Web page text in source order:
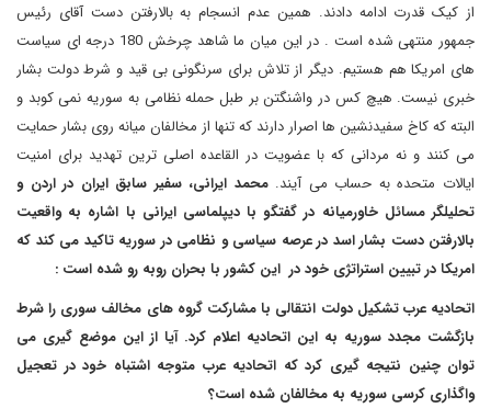
از کیک قدرت ادامه دادند. همین عدم انسجام به بالارفتن دست آقای رئیس
جمهور منتهی شده است . در این میان ما شاهد چرخش 180 درجه ای سیاست
های امریکا هم هستیم. دیگر از تلاش برای سرنگونی بی قید و شرط دولت بشار
خبری نیست. هیچ کس در واشنگتن بر طبل حمله نظامی به سوریه نمی کوبد و
البته که کاخ سفیدنشین ها اصرار دارند که تنها از مخالفان میانه روی بشار حمایت
می کنند و نه مردانی که با عضویت در القاعده اصلی ترین تهدید برای امنیت
ایالات متحده به حساب می آیند.محمد ایرانی، سفیر سابق ایران در اردن و
تحلیلگر مسائل خاورمیانه در گفتگو با دیپلماسی ایرانی با اشاره به واقعیت
بالارفتن دست بشار اسد در عرصه سیاسی و نظامی در سوریه تاکید می کند که
امریکا در تبیین استراتژی خود در این کشور با بحران روبه رو شده است :
اتحادیه عرب تشکیل دولت انتقالی با مشارکت گروه های مخالف سوری را شرط
بازگشت مجدد سوریه به این اتحادیه اعلام کرد. آیا از این موضع گیری می
توان چنین نتیجه گیری کرد که اتحادیه عرب متوجه اشتباه خود در تعجیل
واگذاری کرسی سوریه به مخالفان شده است؟